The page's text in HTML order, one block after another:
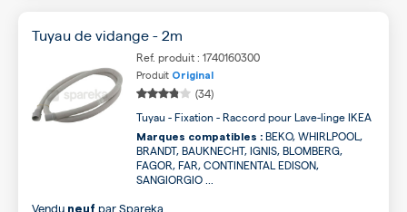
Tuyau de vidange - 2m
Ref. produit : 1740160300
Produit Original
(34)
Tuyau - Fixation - Raccord pour Lave-linge IKEA
Marques compatibles : BEKO, WHIRLPOOL,
BRANDT, BAUKNECHT, IGNIS, BLOMBERG,
FAGOR, FAR, CONTINENTAL EDISON,
SANGIORGIO ...
Vendu neuf parSpareka